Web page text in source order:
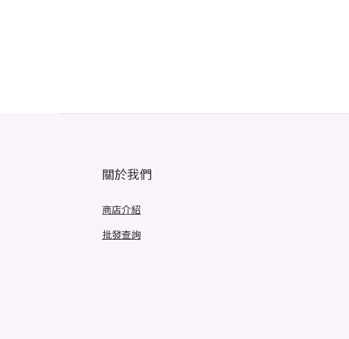
關於我們
商店介紹
批發查詢